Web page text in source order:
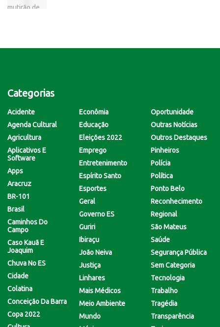
Categorias
Acidente
Agenda Cultural
Agricultura
Aplicativos E
Software
Apps
Aracruz
BR-101
Brasil
Caminhos Do
Campo
Caso Kauã E
Joaquim
Chuva No ES
Cidade
Colatina
Conceição Da Barra
Copa 2022
Econômia
Educação
Eleições 2022
Emprego
Entretenimento
Espírito Santo
Esportes
Geral
Governo ES
Guriri
Ibiraçu
João Neiva
Justiça
Linhares
Mais Médicos
Meio Ambiente
Mundo
Oportunidade
Outras Notícias
Outros Destaques
Pinheiros
Polícia
Política
Ponto Belo
Reconhecimento
Regional
São Mateus
Saúde
Segurança Pública
Sem Categoria
Tecnologia
Trabalho
Tragédia
Transparência